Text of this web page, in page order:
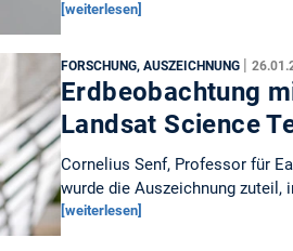
[weiterlesen]
FORSCHUNG, AUSZEICHNUNG |
Erdbeobachtung
Landsat Science
Cornelius Senf, Professor für
wurde die Auszeichnung zuteil,
[weiterlesen]